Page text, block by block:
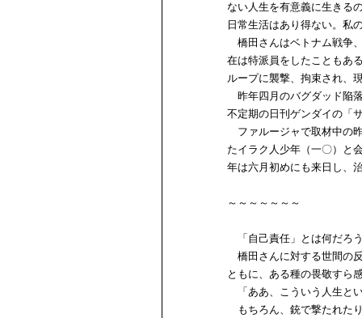
ない人生を有意義に生きる
日常生活はあり得ない。私
橋田さんはベトナム戦争
在は特派員をしたこともあ
ループに襲撃、拘束され、
昨年四月のバグダッド陥
不定期の日刊ゲンダイの「
ファルージャで取材中の
たイラク人少年（一〇）と
年は六月初めにも来日し、
～～～～～～～
「自己責任」とは何だろ
橋田さんに対する世間の
ともに、ある種の畏敬すら
「ああ、こういう人生と
もちろん、銃で撃たれた